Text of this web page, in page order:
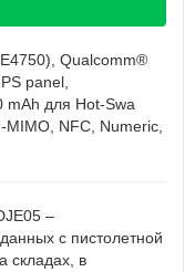
Qualcomm®
panel,
mAh для Hot-Swa
NFC, Numeric,
–
с пистолетной
складах, в